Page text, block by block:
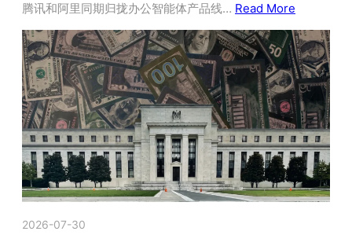
腾讯和阿里同期归拢办公智能体产品线… Read More
2026-07-30